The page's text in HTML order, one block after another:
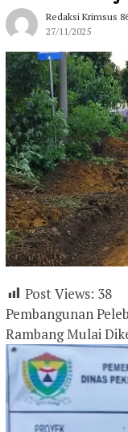
Redaksi Krimsus
27/11/2025
Post Views: 38
Pembangunan
Rambang Mulai